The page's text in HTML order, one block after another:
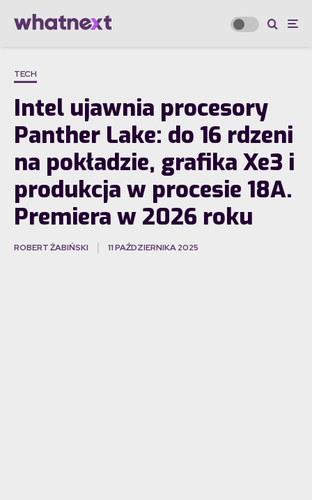
TECH
Intel ujawnia procesory
Panther Lake: do 16 rdzeni
na pokładzie, grafika Xe3 i
produkcja w procesie 18A.
Premiera w 2026 roku
ROBERT ŻABIŃSKI 11 PAŹDZIERNIKA 2025